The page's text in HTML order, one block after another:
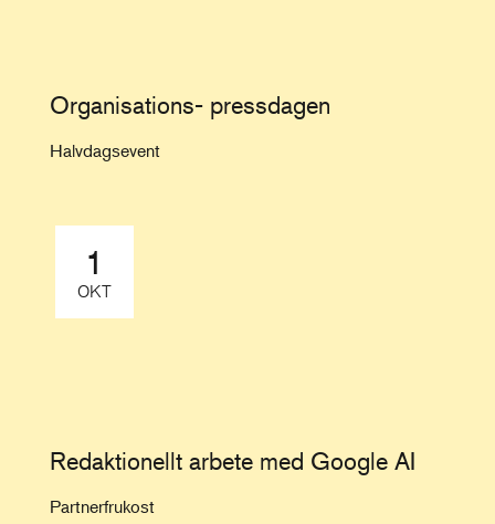
Organisations- pressdagen
Halvdagsevent
1
OKT
Redaktionellt arbete med Google AI
Partnerfrukost